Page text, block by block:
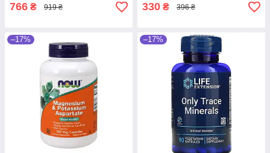
766 ₴ 919 ₴ 330 ₴ 396 ₴
–17% –17%